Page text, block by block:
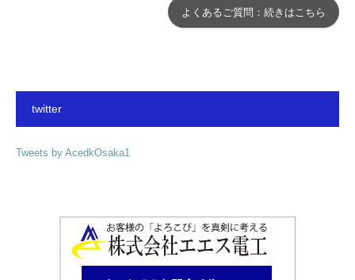
よくあるご質問：続きはこちら
twitter
Tweets by AcedkOsaka1